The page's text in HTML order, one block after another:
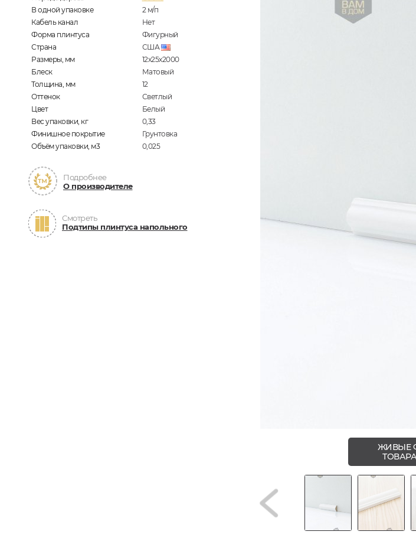
В одной упаковке
2 м/п
Кабель канал
Нет
Форма плинтуса
Фигурный
Страна
США
Размеры, мм
12х25х2000
Блеск
Матовый
Толщина, мм
12
Оттенок
Светлый
Цвет
Белый
Вес упаковки, кг
0,33
Финишное покрытие
Грунтовка
Объём упаковки, м3
0,025
Подробнее
О производителе
Смотреть
Подтипы плинтуса напольного
ЖИВЫЕ